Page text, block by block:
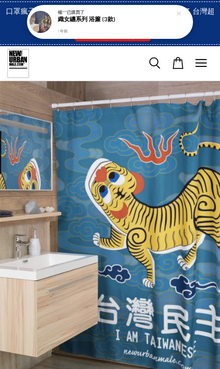
口罩瘋子官網, 放心訂購! 香港澳門信用卡付費已經開啓了 台灣超
市貨到付款也是!
楊***已購買了
織女纏系列 浴簾 (3款)
1 年前